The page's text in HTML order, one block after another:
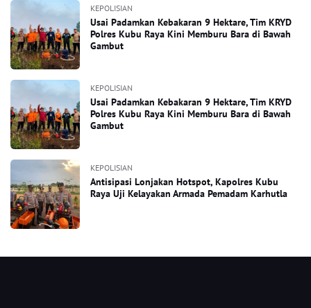
KEPOLISIAN
Usai Padamkan Kebakaran 9 Hektare, Tim KRYD
Polres Kubu Raya Kini Memburu Bara di Bawah
Gambut
KEPOLISIAN
Usai Padamkan Kebakaran 9 Hektare, Tim KRYD
Polres Kubu Raya Kini Memburu Bara di Bawah
Gambut
KEPOLISIAN
Antisipasi Lonjakan Hotspot, Kapolres Kubu
Raya Uji Kelayakan Armada Pemadam Karhutla